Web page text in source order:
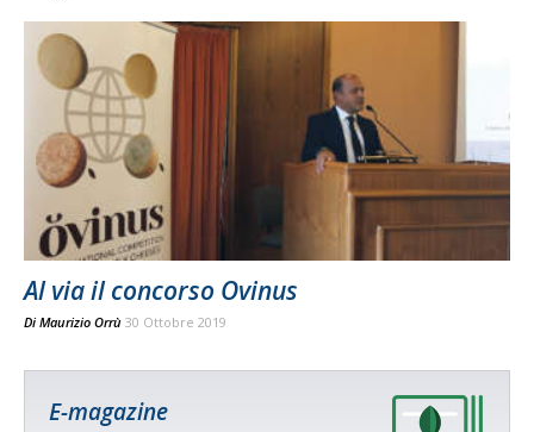
Al via il concorso Ovinus
Di Maurizio Orrù 30 Ottobre 2019
E-magazine